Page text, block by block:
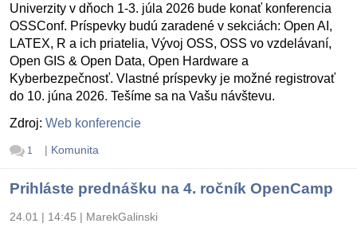
Univerzity v dňoch 1-3. júla 2026 bude konať konferencia
OSSConf. Príspevky budú zaradené v sekciách: Open AI,
LATEX, R a ich priatelia, Vývoj OSS, OSS vo vzdelávaní,
Open GIS & Open Data, Open Hardware a
Kyberbezpečnosť. Vlastné príspevky je možné registrovať
do 10. júna 2026. Tešíme sa na Vašu návštevu.
Zdroj: Web konferencie
1 | Komunita
Prihláste prednášku na 4. ročník OpenCamp
24.01 | 14:45 | MarekGalinski